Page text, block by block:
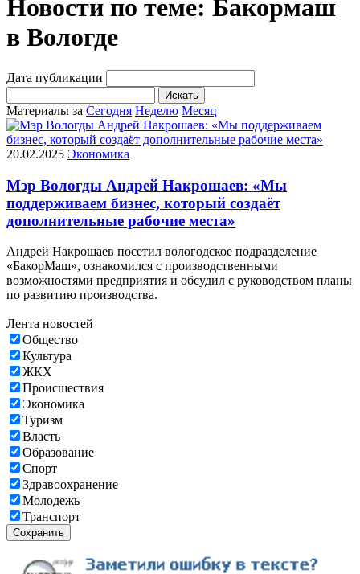
Новости по теме: Бакормаш
в Вологде
Дата публикации
Искать
Материалы за Сегодня Неделю Месяц
20.02.2025 Экономика
Мэр Вологды Андрей Накрошаев: «Мы
поддерживаем бизнес, который создаёт
дополнительные рабочие места»
Андрей Накрошаев посетил вологодское подразделение
«БакорМаш», ознакомился с производственными
возможностями предприятия и обсудил с руководством планы
по развитию производства.
Лента новостей
Общество
Культура
ЖКХ
Происшествия
Экономика
Туризм
Власть
Образование
Спорт
Здравоохранение
Молодежь
Транспорт
Сохранить